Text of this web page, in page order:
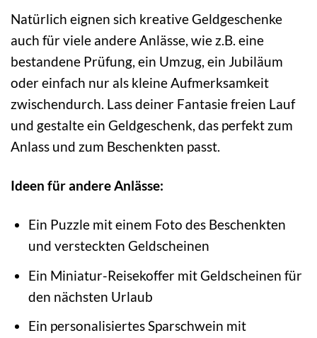
Natürlich eignen sich kreative Geldgeschenke
auch für viele andere Anlässe, wie z.B. eine
bestandene Prüfung, ein Umzug, ein Jubiläum
oder einfach nur als kleine Aufmerksamkeit
zwischendurch. Lass deiner Fantasie freien Lauf
und gestalte ein Geldgeschenk, das perfekt zum
Anlass und zum Beschenkten passt.
Ideen für andere Anlässe:
Ein Puzzle mit einem Foto des Beschenkten
und versteckten Geldscheinen
Ein Miniatur-Reisekoffer mit Geldscheinen für
den nächsten Urlaub
Ein personalisiertes Sparschwein mit